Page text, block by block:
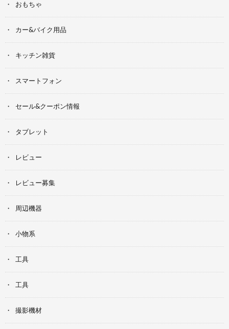
おもちゃ
カー&バイク用品
キッチン雑貨
スマートフォン
セール&クーポン情報
タブレット
レビュー
レビュー募集
周辺機器
小物系
工具
工具
撮影機材